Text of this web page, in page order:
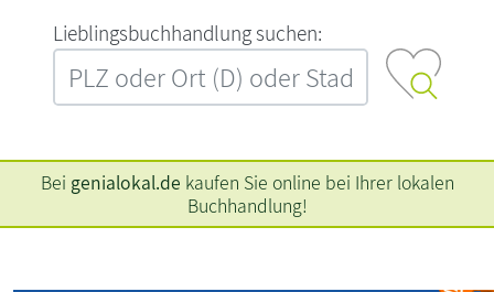
L‍i‍e‍b‍l‍i‍n‍g‍s‍b‍u‍c‍h‍h‍a‍n‍d‍l‍u‍n‍g‍ ‍s‍u‍c‍h‍e‍n‍:‍
Bei genialokal.de kaufen Sie online bei Ihrer lokalen
Buchhandlung!